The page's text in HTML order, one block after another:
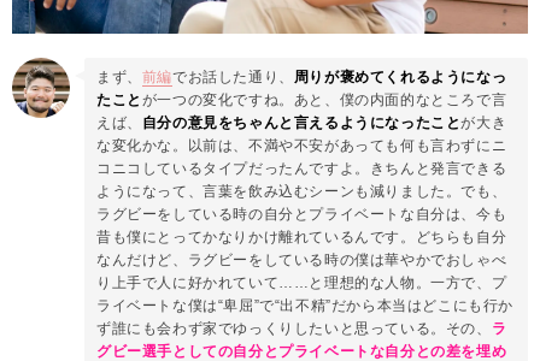
まず、 前編でお話した通り、 周りが褒めてくれるようになっ
たこと が一つの変化ですね。あと、僕の内面的なところで言
えば、 自分の意見をちゃんと言えるようになったことが大き
な変化かな。以前は、不満や不安があっても何も言わずにニ
コニコしているタイプだったんですよ。きちんと発言できる
ようになって、言葉を飲み込むシーンも減りました。でも、
ラグビーをしている時の自分とプライベートな自分は、今も
昔も僕にとってかなりかけ離れているんです。どちらも自分
なんだけど、ラグビーをしている時の僕は華やかでおしゃべ
り上手で人に好かれていて……と理想的な人物。一方で、プ
ライベートな僕は“卑屈”で“出不精”だから本当はどこにも行か
ず誰にも会わず家でゆっくりしたいと思っている。その、 ラ
グビー選手としての自分とプライベートな自分との差を埋め